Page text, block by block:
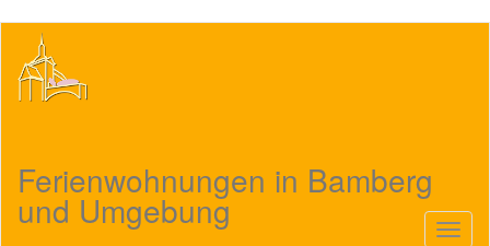
Inhalt
Ferienwohnungen in Bamberg
und Umgebung